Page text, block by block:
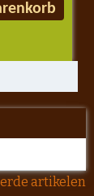
artikelen